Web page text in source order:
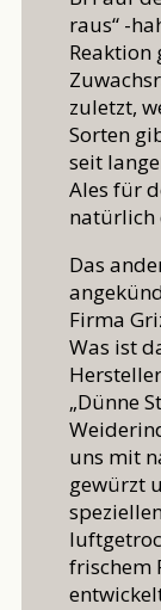
raus“ -
Reaktion
zuletzt,
Sorten
seit
Ales für
natürlich
Das
Firma
Was ist
„Dünne
uns mit
gewürzt
frischem